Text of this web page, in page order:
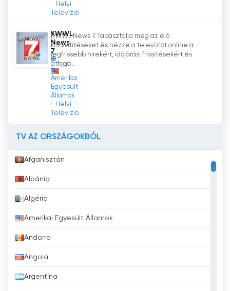
Helyi
Televízió
KWWL
News
7
Amerikai
Egyesült
Államok
Helyi
Televízió
KWWL News 7. Tapasztalja meg az élő
közvetítéseket és nézze a televíziót online a
legfrissebb hírekért, időjárási frissítésekért és
átfogó...
TV AZ ORSZÁGOKBÓL
Afganisztán
Albánia
Algéria
Amerikai Egyesült Államok
Andorra
Angola
Argentína